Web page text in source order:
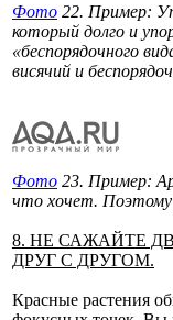
Фото 22. Пример:
который долго и
«беспорядочного
висячий и
Фото 23. Пример:
что хочет. Поэтому
8. НЕ САЖАЙТЕ
ДРУГ С ДРУГОМ.
Красные растения